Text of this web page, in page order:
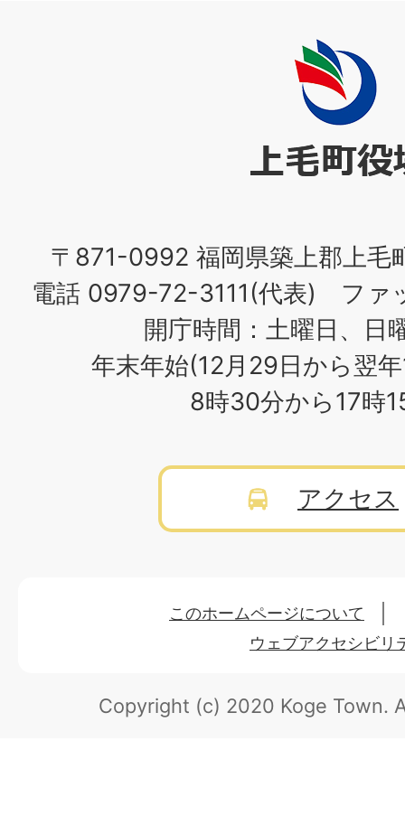
〒871-0992 福岡県築上郡上毛
電話 0979-72-3111(代表) ファ
開庁時間：土曜日、日
年末年始(12月29日から翌
8時30分から17時
アクセス
このホームページについて
ウェブアクセシビリ
Copyright (c) 2020 Koge Town.